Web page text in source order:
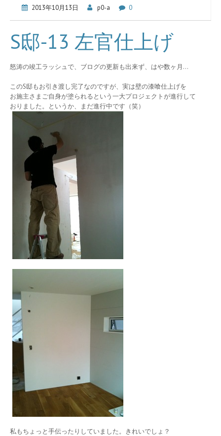
2013年10月13日 p0-a 0
S邸-13 左官仕上げ
怒涛の竣工ラッシュで、ブログの更新も出来ず、はや数ヶ月…
このS邸もお引き渡し完了なのですが、実は壁の漆喰仕上げを
お施主さまご自身が塗られるという一大プロジェクトが進行して
おりました。というか、まだ進行中です（笑）
私もちょっと手伝ったりしていました。きれいでしょ？